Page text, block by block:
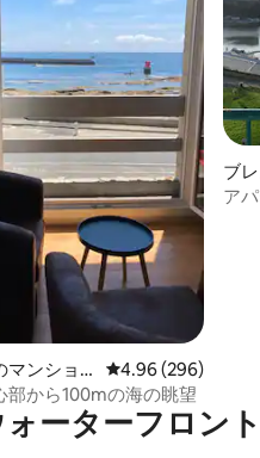
の平均評価
マンショ
レビュー296件、5
4.96 (296)
部から100mの海の眺望
ブ
ート
ア
ォーターフロン